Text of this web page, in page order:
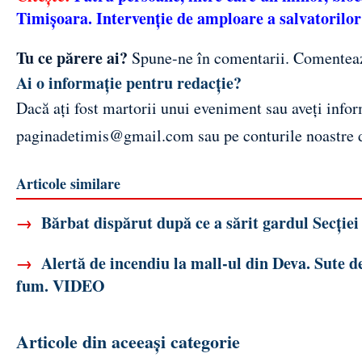
Timișoara. Intervenție de amploare a salvatorilor
Tu ce părere ai? Spune-ne în comentarii.
Ai o informație pentru redacție?
Dacă ați fost martorii unui eveniment sau aveți
paginadetimis@gmail.com sau pe conturile noastre
Articole similare
→ Bărbat dispărut după ce a sărit gardul
→ Alertă de incendiu la mall-ul din Deva. Sute
fum. VIDEO
Articole din aceeași categorie